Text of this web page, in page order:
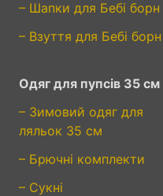
– Шапки для Бебі борн
– Взуття для Бебі борн
Одяг для пупсів 35 см
– Зимовий одяг для
ляльок 35 см
– Брючні комплекти
– Сукні